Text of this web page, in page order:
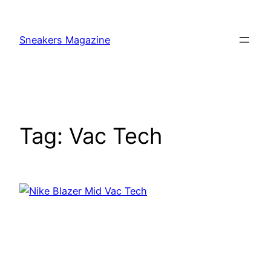
content
Sneakers Magazine
Tag: Vac Tech